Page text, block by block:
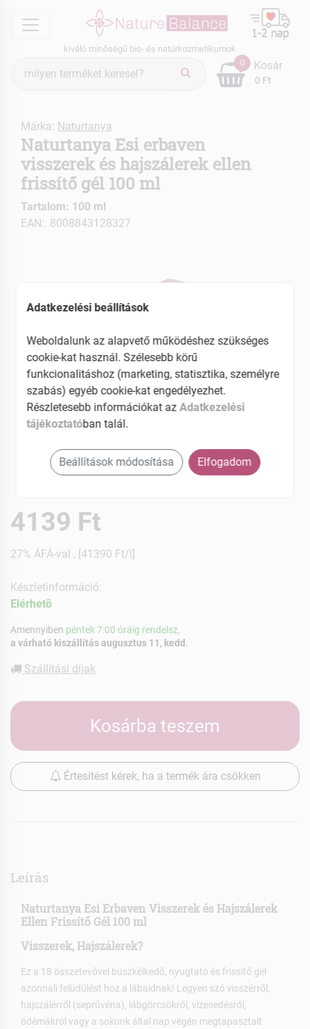
menu
kiváló minőségű bio- és natúrkozmetikumok
keresés
0
0 Ft
Kosár
Márka: Naturtanya
Naturtanya Esi erbaven
visszerek és hajszálerek ellen
frissítő gél 100 ml
Tartalom: 100 ml
EAN: 8008843128327
4139 Ft
27% ÁFÁ-val , [41390 Ft/l]
Készletinformáció:
Elérhetõ
Amennyiben péntek 7:00 óráig rendelsz,
a várható kiszállítás augusztus 11, kedd
Szállítási díjak
Kosárba teszem
Értesítést kérek, ha a termék ára csökken
Leírás
Naturtanya Esi Erbaven Visszerek és Hajszálerek
Ellen Frissítő Gél 100 ml
Visszerek, Hajszálerek?
Ez a 18 összetevővel büszkélkedő, nyugtató és frissítő gél
azonnali felüdülést hoz a lábaidnak! Legyen szó visszérről,
hajszálérről (seprűvéna), lábgörcsökről, vizesedésről,
ödémákról vagy a sokunk által nap végén megtapasztalt
Adatkezelési beállítások
Weboldalunk az alapvető működéshez szükséges
cookie-kat használ. Szélesebb körű
funkcionalitáshoz (marketing, statisztika, személyre
szabás) egyéb cookie-kat engedélyezhet.
Részletesebb információkat az Adatkezelési
tájékoztatóban talál.
Beállítások módosítása Elfogadom